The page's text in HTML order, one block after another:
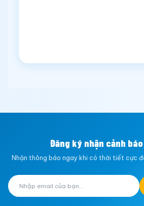
Đăng ký nhận cảnh
Nhận thông báo ngay khi có thời tiết cực